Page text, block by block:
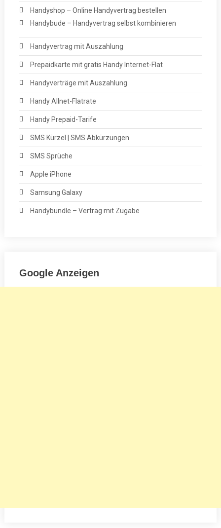
Handyshop – Online Handyvertrag bestellen
Handybude – Handyvertrag selbst kombinieren
Handyvertrag mit Auszahlung
Prepaidkarte mit gratis Handy Internet-Flat
Handyverträge mit Auszahlung
Handy Allnet-Flatrate
Handy Prepaid-Tarife
SMS Kürzel | SMS Abkürzungen
SMS Sprüche
Apple iPhone
Samsung Galaxy
Handybundle – Vertrag mit Zugabe
Google Anzeigen